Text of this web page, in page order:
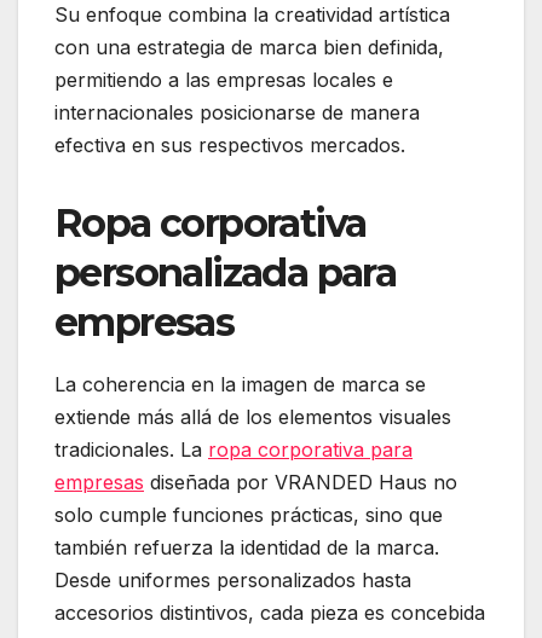
Su enfoque combina la creatividad artística
con una estrategia de marca bien definida,
permitiendo a las empresas locales e
internacionales posicionarse de manera
efectiva en sus respectivos mercados.
Ropa corporativa
personalizada para
empresas
La coherencia en la imagen de marca se
extiende más allá de los elementos visuales
tradicionales. La ropa corporativa para
empresas diseñada por VRANDED Haus no
solo cumple funciones prácticas, sino que
también refuerza la identidad de la marca.
Desde uniformes personalizados hasta
accesorios distintivos, cada pieza es concebida